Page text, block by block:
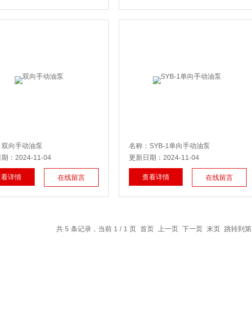
向手动油泵
期：2024-11-04
详情 在线留言
名称：SYB-1单向手动油泵
更新日期：2024-11-04
查看详情 在线留言
共 5 条记录，当前 1 / 1 页 首页 上一页 下一页 末页 跳转到第